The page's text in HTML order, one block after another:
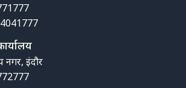
इंदौर